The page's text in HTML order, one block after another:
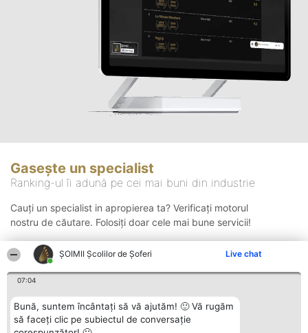
ŞOIMII Școlilor de Șoferi Live chat
07:04
Bună, suntem încântați să vă ajutăm! 🙂 Vă rugăm
să faceți clic pe subiectul de conversație
Gasește un specialist
Ranking-ul îi adună pe cei mai buni din industrie
Cauți un specialist in apropierea ta? Verificați motorul
nostru de căutare. Folosiți doar cele mai bune servicii!